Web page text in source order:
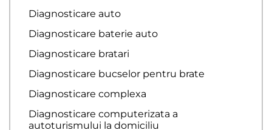
Diagnosticare auto
Diagnosticare baterie auto
Diagnosticare bratari
Diagnosticare bucselor pentru brate
Diagnosticare complexa
Diagnosticare computerizata a
autoturismului la domiciliu